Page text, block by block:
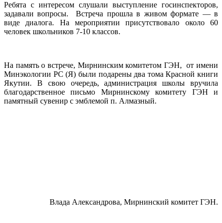
Ребята с интересом слушали выступление госинспекторов,
задавали вопросы. Встреча прошла в живом формате — в
виде диалога. На мероприятии присутствовало около 60
человек школьников 7-10 классов.
На память о встрече, Мирнинским комитетом ГЭН, от имени
Минэкологии РС (Я) были подарены два тома Красной книги
Якутии. В свою очередь, администрация школы вручила
благодарственное письмо Мирнинскому комитету ГЭН и
памятный сувенир с эмблемой п. Алмазный.
Влада Александрова, Мирнинский комитет ГЭН.